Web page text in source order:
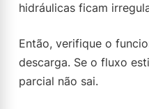
hidráulicas ficam
Então, verifique o
descarga. Se o fluxo
parcial não sai.